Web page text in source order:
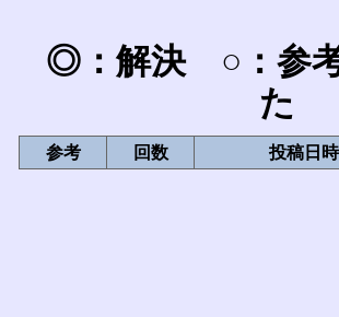
◎：解決 ○：参
た
参考 回数 投稿日時